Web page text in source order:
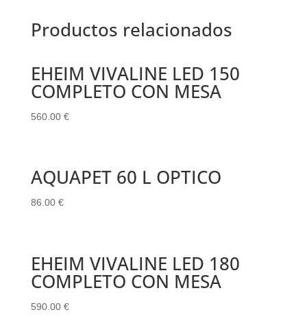
Productos relacionados
EHEIM VIVALINE LED 150
COMPLETO CON MESA
560.00 €
AQUAPET 60 L OPTICO
86.00 €
EHEIM VIVALINE LED 180
COMPLETO CON MESA
590.00 €